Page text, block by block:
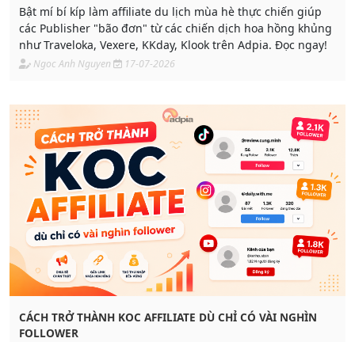
Bật mí bí kíp làm affiliate du lịch mùa hè thực chiến giúp
các Publisher "bão đơn" từ các chiến dịch hoa hồng khủng
như Traveloka, Vexere, KKday, Klook trên Adpia. Đọc ngay!
Ngoc Anh Nguyen 17-07-2026
CÁCH TRỞ THÀNH KOC AFFILIATE DÙ CHỈ CÓ VÀI NGHÌN
FOLLOWER